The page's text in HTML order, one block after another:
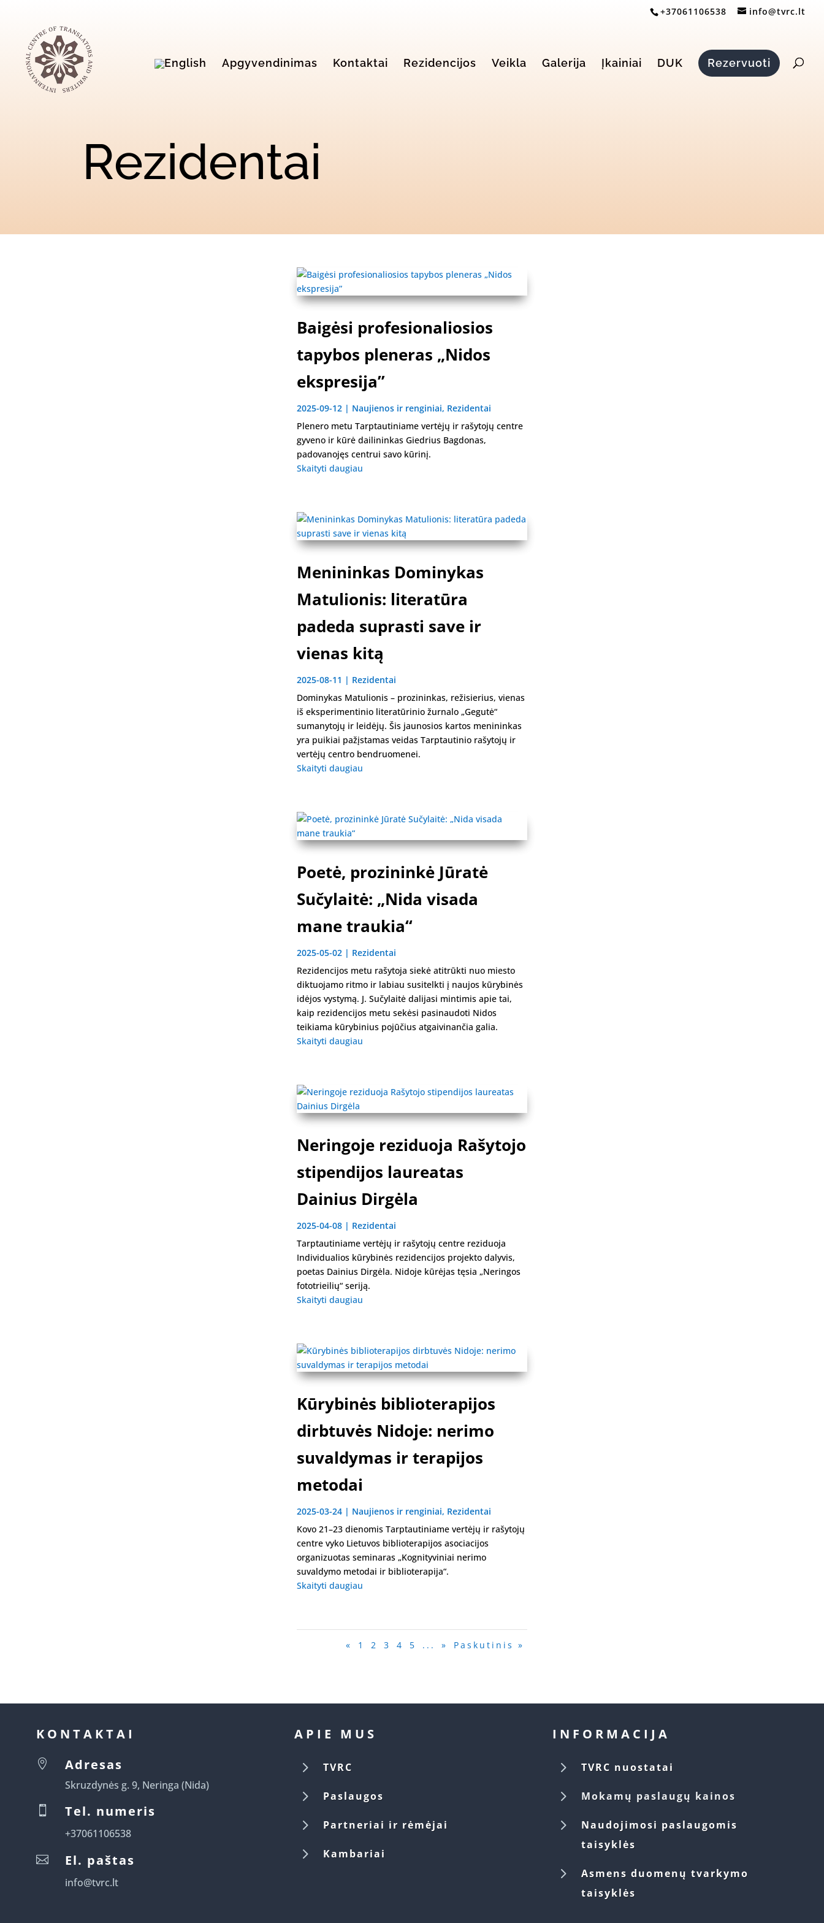
+37061106538 info@tvrc.lt
Apgyvendinimas Kontaktai Rezidencijos Veikla Galerija Įkainiai DUK Rezervuoti
Rezidentai
Baigėsi profesionaliosios
tapybos pleneras „Nidos
ekspresija”
2025-09-12| Naujienos ir renginiai, Rezidentai
Plenero metu Tarptautiniame vertėjų ir rašytojų centre
gyveno ir kūrė dailininkas Giedrius Bagdonas,
padovanojęs centrui savo kūrinį.
Skaityti daugiau
Menininkas Dominykas
Matulionis: literatūra
padeda suprasti save ir
vienas kitą
2025-08-11 | Rezidentai
Dominykas Matulionis – prozininkas, režisierius, vienas
iš eksperimentinio literatūrinio žurnalo „Gegutė“
sumanytojų ir leidėjų. Šis jaunosios kartos menininkas
yra puikiai pažįstamas veidas Tarptautinio rašytojų ir
vertėjų centro bendruomenei.
Skaityti daugiau
Poetė, prozininkė Jūratė
Sučylaitė: „Nida visada
mane traukia“
2025-05-02| Rezidentai
Rezidencijos metu rašytoja siekė atitrūkti nuo miesto
diktuojamo ritmo ir labiau susitelkti į naujos kūrybinės
idėjos vystymą. J. Sučylaitė dalijasi mintimis apie tai,
kaip rezidencijos metu sekėsi pasinaudoti Nidos
teikiama kūrybinius pojūčius atgaivinančia galia.
Skaityti daugiau
Neringoje reziduoja Rašytojo
stipendijos laureatas
Dainius Dirgėla
2025-04-08| Rezidentai
Tarptautiniame vertėjų ir rašytojų centre reziduoja
Individualios kūrybinės rezidencijos projekto dalyvis,
poetas Dainius Dirgėla. Nidoje kūrėjas tęsia „Neringos
fototrieilių“ seriją.
Skaityti daugiau
Kūrybinės biblioterapijos
dirbtuvės Nidoje: nerimo
suvaldymas ir terapijos
metodai
2025-03-24| Naujienos ir renginiai, Rezidentai
Kovo 21–23 dienomis Tarptautiniame vertėjų ir rašytojų
centre vyko Lietuvos biblioterapijos asociacijos
organizuotas seminaras „Kognityviniai nerimo
suvaldymo metodai ir biblioterapija“.
Skaityti daugiau
« 1 2 3 4 5 ... » Paskutinis »
KONTAKTAI
 Adresas
Skruzdynės g. 9, Neringa (Nida)
 Tel. numeris
+37061106538
 El. paštas
info@tvrc.lt
APIE MUS
5 TVRC
5 Paslaugos
5 Partneriai ir rėmėjai
5 Kambariai
INFORMACIJA
5 TVRC nuostatai
5 Mokamų paslaugų kainos
5
Naudojimosi paslaugomis
taisyklės
5
Asmens duomenų tvarkymo
taisyklės